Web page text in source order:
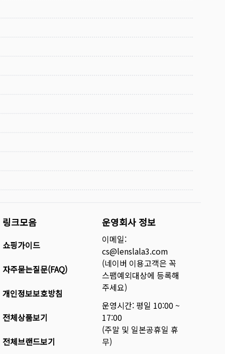
링크모음
쇼핑가이드
자주묻는질문(FAQ)
개인정보보호방침
전체상품보기
전체브랜드보기
운영회사 정보
이메일:
cs@lenslala3.com
(네이버 이용고객은 꼭
스팸예외대상에 등록해
주세요)
운영시간: 평일 10:00 ~
17:00
(주말 및 일본공휴일 휴
무)